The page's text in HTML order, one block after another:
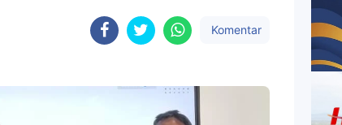
Komentar